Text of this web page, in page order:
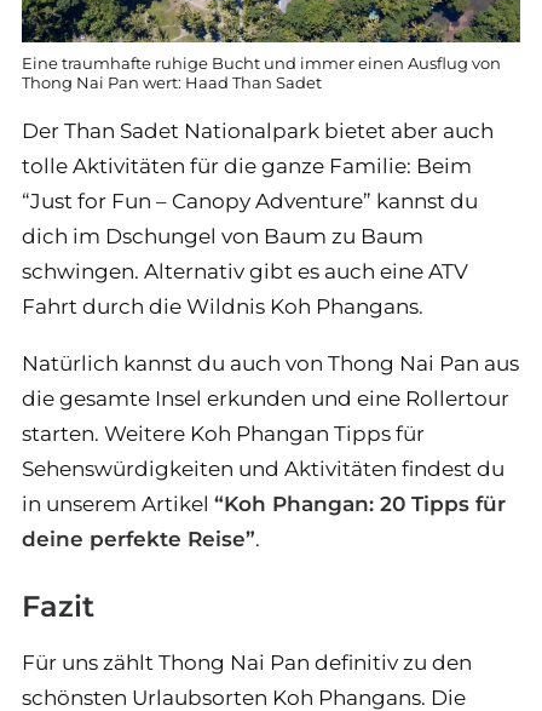
Eine traumhafte ruhige Bucht und immer einen Ausflug von
Thong Nai Pan wert: Haad Than Sadet
Der Than Sadet Nationalpark bietet aber auch
tolle Aktivitäten für die ganze Familie: Beim
“Just for Fun – Canopy Adventure” kannst du
dich im Dschungel von Baum zu Baum
schwingen. Alternativ gibt es auch eine ATV
Fahrt durch die Wildnis Koh Phangans.
Natürlich kannst du auch von Thong Nai Pan aus
die gesamte Insel erkunden und eine Rollertour
starten. Weitere Koh Phangan Tipps für
Sehenswürdigkeiten und Aktivitäten findest du
in unserem Artikel “Koh Phangan: 20 Tipps für
deine perfekte Reise”.
Fazit
Für uns zählt Thong Nai Pan definitiv zu den
schönsten Urlaubsorten Koh Phangans. Die